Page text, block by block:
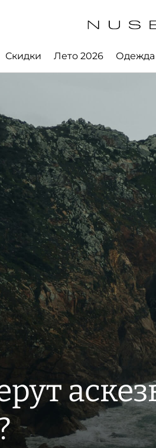
Скидки Лето 2026 Одежда